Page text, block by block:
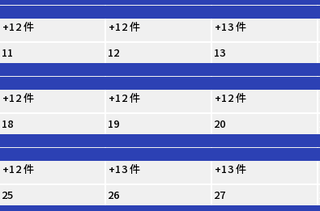
+12 件 +12 件 +13 件
11 12 13
+12 件 +12 件 +12 件
18 19 20
+12 件 +13 件 +13 件
25 26 27